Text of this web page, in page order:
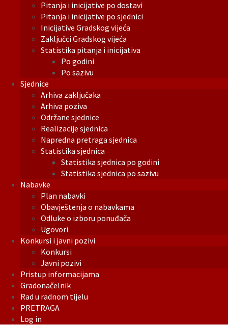
Pitanja i inicijative po dostavi
Pitanja i inicijative po sjednici
Inicijative Gradskog vijeća
Zaključci Gradskog vijeća
Statistika pitanja i inicijativa
Po godini
Po sazivu
Sjednice
Arhiva zaključaka
Arhiva poziva
Održane sjednice
Realizacije sjednica
Napredna pretraga sjednica
Statistika sjednica
Statistika sjednica po godini
Statistika sjednica po sazivu
Nabavke
Plan nabavki
Obavještenja o nabavkama
Odluke o izboru ponuđača
Ugovori
Konkursi i javni pozivi
Konkursi
Javni pozivi
Pristup informacijama
Gradonačelnik
Rad u radnom tijelu
PRETRAGA
Log in